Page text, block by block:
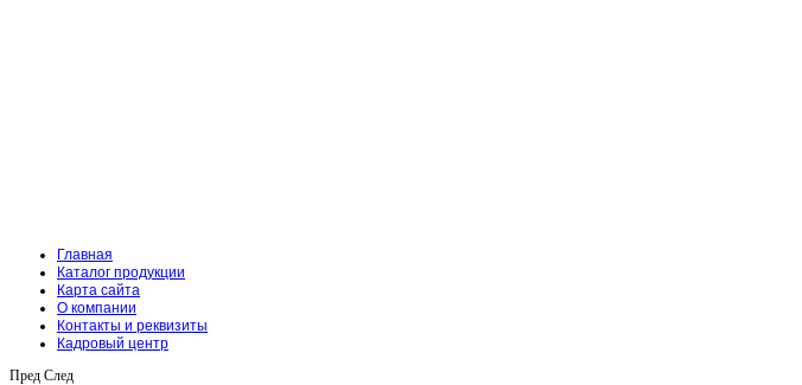
Главная
Каталог продукции
Карта сайта
О компании
Контакты и реквизиты
Кадровый центр
Пред След